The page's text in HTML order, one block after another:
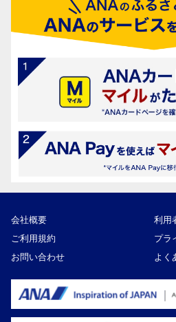
会社概要
利用
ご利用規約
プラ
お問い合わせ
よく